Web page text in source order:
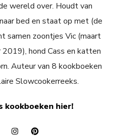
wereld over. Houdt van
bed en staat op met (de
samen zoontjes Vic (maart
hond Cass en katten
Auteur van 8 kookboeken
Slowcookerreeks.
kookboeken hier!